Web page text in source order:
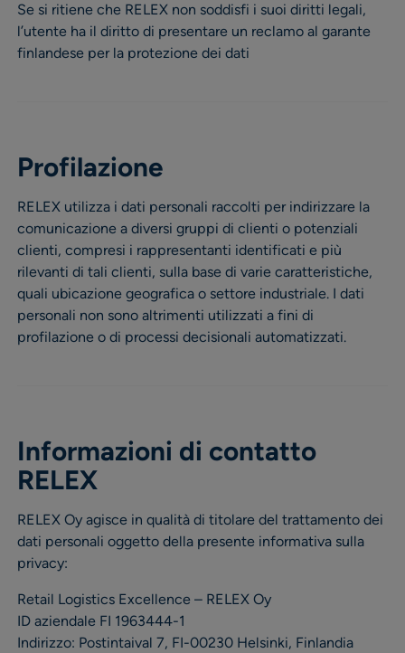
Se si ritiene che RELEX non soddisfi i suoi diritti legali,
l’utente ha il diritto di presentare un reclamo al garante
finlandese per la protezione dei dati
Profilazione
RELEX utilizza i dati personali raccolti per indirizzare la
comunicazione a diversi gruppi di clienti o potenziali
clienti, compresi i rappresentanti identificati e più
rilevanti di tali clienti, sulla base di varie caratteristiche,
quali ubicazione geografica o settore industriale. I dati
personali non sono altrimenti utilizzati a fini di
profilazione o di processi decisionali automatizzati.
Informazioni di contatto
RELEX
RELEX Oy agisce in qualità di titolare del trattamento dei
dati personali oggetto della presente informativa sulla
privacy:
Retail Logistics Excellence – RELEX Oy
ID aziendale FI 1963444-1
Indirizzo: Postintaival 7, FI-00230 Helsinki, Finlandia